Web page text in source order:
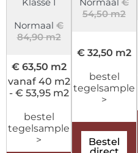
Normaal €
84,90 m2
€ 63,50 m2
vanaf 40 m2
- € 53,95 m2
bestel
tegelsample
>
54,50 m2
€ 32,50 m2
bestel
tegelsample
>
Bestel